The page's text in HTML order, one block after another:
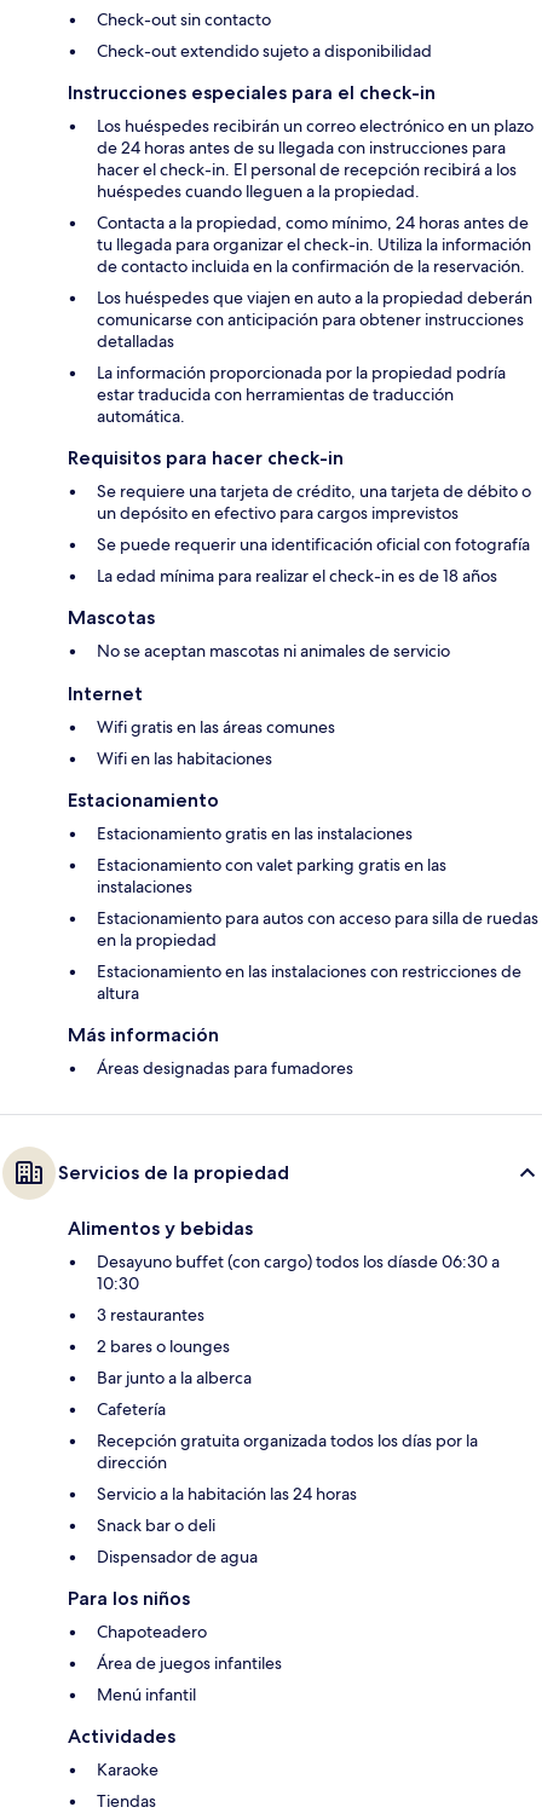
Check-out sin contacto
Check-out extendido sujeto a disponibilidad
Instrucciones especiales para el check-in
Los huéspedes recibirán un correo electrónico en un plazo
de 24 horas antes de su llegada con instrucciones para
hacer el check-in. El personal de recepción recibirá a los
huéspedes cuando lleguen a la propiedad.
Contacta a la propiedad, como mínimo, 24 horas antes de
tu llegada para organizar el check-in. Utiliza la información
de contacto incluida en la confirmación de la reservación.
Los huéspedes que viajen en auto a la propiedad deberán
comunicarse con anticipación para obtener instrucciones
detalladas
La información proporcionada por la propiedad podría
estar traducida con herramientas de traducción
automática.
Requisitos para hacer check-in
Se requiere una tarjeta de crédito, una tarjeta de débito o
un depósito en efectivo para cargos imprevistos
Se puede requerir una identificación oficial con fotografía
La edad mínima para realizar el check-in es de 18 años
Mascotas
No se aceptan mascotas ni animales de servicio
Internet
Wifi gratis en las áreas comunes
Wifi en las habitaciones
Estacionamiento
Estacionamiento gratis en las instalaciones
Estacionamiento con valet parking gratis en las
instalaciones
Estacionamiento para autos con acceso para silla de ruedas
en la propiedad
Estacionamiento en las instalaciones con restricciones de
altura
Más información
Áreas designadas para fumadores
Servicios de la propiedad
Alimentos y bebidas
Desayuno buffet (con cargo) todos los díasde 06:30 a
10:30
3 restaurantes
2 bares o lounges
Bar junto a la alberca
Cafetería
Recepción gratuita organizada todos los días por la
dirección
Servicio a la habitación las 24 horas
Snack bar o deli
Dispensador de agua
Para los niños
Chapoteadero
Área de juegos infantiles
Menú infantil
Actividades
Karaoke
Tiendas